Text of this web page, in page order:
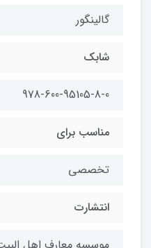
گالينگور
شابك
978-600-95105-8-0
مناسب براي
تخصصي
انتشارت